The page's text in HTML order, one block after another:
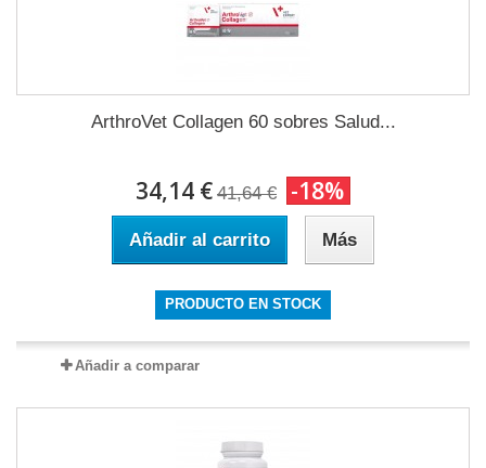
ArthroVet Collagen 60 sobres Salud...
34,14 € 41,64 € -18%
Añadir al carrito Más
PRODUCTO EN STOCK
Añadir a comparar